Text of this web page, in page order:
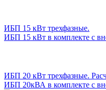
ИБП 15 кВт трехфазные.
ИБП 15 кВт в комплекте с
ИБП 20 кВт трехфазные.
ИБП 20кВА в комплекте с